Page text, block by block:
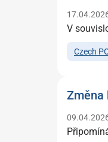
V
Czech
Změna